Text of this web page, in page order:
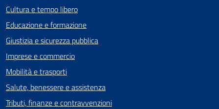
Cultura e tempo libero
Educazione e formazione
Giustizia e sicurezza pubblica
Imprese e commercio
Mobilità e trasporti
Salute, benessere e assistenza
Tributi, finanze e contravvenzioni